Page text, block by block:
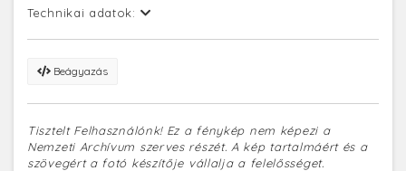
Technikai adatok:
Beágyazás
Tisztelt Felhasználónk! Ez a fénykép nem képezi a
Nemzeti Archívum szerves részét. A kép tartalmáért és a
szövegért a fotó készítője vállalja a felelősséget.